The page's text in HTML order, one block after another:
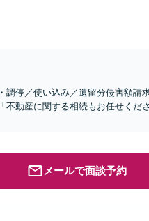
調停／使い込み／遺留分侵害額請
動産に関する相続もお任せくだ
メールで面談予約